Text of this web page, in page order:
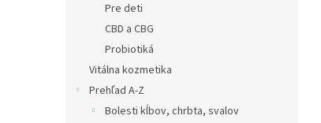
Pre deti
CBD a CBG
Probiotiká
Vitálna kozmetika
Prehľad A-Z
Bolesti kĺbov, chrbta, svalov